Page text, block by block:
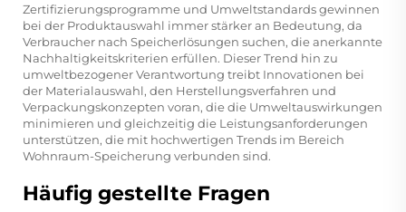
Zertifizierungsprogramme und Umweltstandards gewinnen
bei der Produktauswahl immer stärker an Bedeutung, da
Verbraucher nach Speicherlösungen suchen, die anerkannte
Nachhaltigkeitskriterien erfüllen. Dieser Trend hin zu
umweltbezogener Verantwortung treibt Innovationen bei
der Materialauswahl, den Herstellungsverfahren und
Verpackungskonzepten voran, die die Umweltauswirkungen
minimieren und gleichzeitig die Leistungsanforderungen
unterstützen, die mit hochwertigen Trends im Bereich
Wohnraum-Speicherung verbunden sind.
Häufig gestellte Fragen